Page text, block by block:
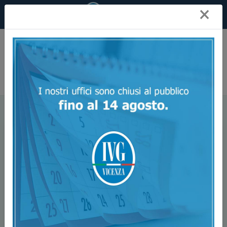
Ivg Vicenza
Cartier: l’espansione di Must verso un mercato più
ampio.
×